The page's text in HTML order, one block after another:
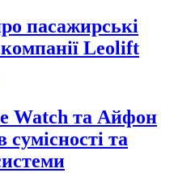
пасажирські
Leolift
Watch та Айфон
сумісності та